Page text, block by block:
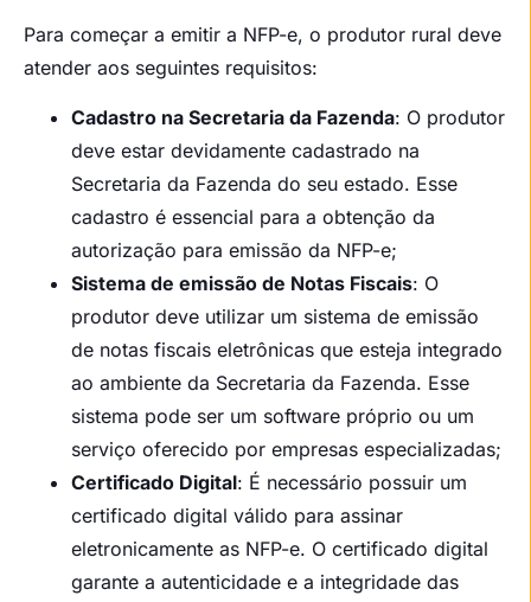
Para começar a emitir a NFP-e, o produtor rural deve
atender aos seguintes requisitos:
Cadastro na Secretaria da Fazenda: O produtor
deve estar devidamente cadastrado na
Secretaria da Fazenda do seu estado. Esse
cadastro é essencial para a obtenção da
autorização para emissão da NFP-e;
Sistema de emissão de Notas Fiscais: O
produtor deve utilizar um sistema de emissão
de notas fiscais eletrônicas que esteja integrado
ao ambiente da Secretaria da Fazenda. Esse
sistema pode ser um software próprio ou um
serviço oferecido por empresas especializadas;
Certificado Digital: É necessário possuir um
certificado digital válido para assinar
eletronicamente as NFP-e. O certificado digital
garante a autenticidade e a integridade das